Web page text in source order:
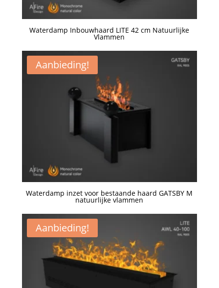
Waterdamp Inbouwhaard LITE 42 cm Natuurlijke
Vlammen
Aanbieding!
Waterdamp inzet voor bestaande haard GATSBY M
natuurlijke vlammen
Aanbieding!